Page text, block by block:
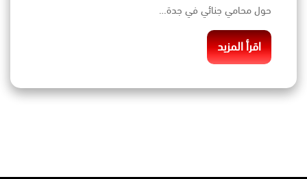
حول محامي جنائي في جدة…
اقرأ المزيد